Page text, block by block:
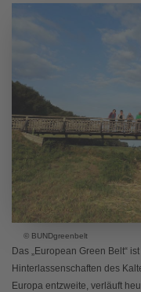
© BUNDgreenbelt
Das „European Green Belt“
Hinterlassenschaften des
Europa entzweite, verläuft